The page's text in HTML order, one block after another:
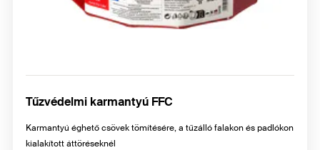
Tűzvédelmi karmantyú FFC
Karmantyú éghető csövek tömítésére, a tűzálló falakon és padlókon
kialakított áttöréseknél